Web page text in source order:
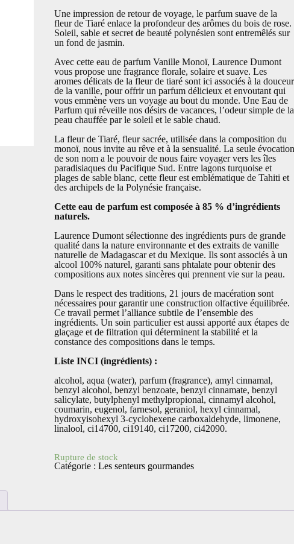
Une impression de retour de voyage, le parfum suave de la
fleur de Tiaré enlace la profondeur des arômes du bois de rose.
Soleil, sable et secret de beauté polynésien sont entremêlés sur
un fond de jasmin.
Avec cette eau de parfum Vanille Monoï, Laurence Dumont
vous propose une fragrance florale, solaire et suave. Les
aromes délicats de la fleur de tiaré sont ici associés à la douceur
de la vanille, pour offrir un parfum délicieux et envoutant qui
vous emmène vers un voyage au bout du monde. Une Eau de
Parfum qui réveille nos désirs de vacances, l’odeur simple de la
peau chauffée par le soleil et le sable chaud.
La fleur de Tiaré, fleur sacrée, utilisée dans la composition du
monoï, nous invite au rêve et à la sensualité. La seule évocation
de son nom a le pouvoir de nous faire voyager vers les îles
paradisiaques du Pacifique Sud. Entre lagons turquoise et
plages de sable blanc, cette fleur est emblématique de Tahiti et
des archipels de la Polynésie française.
Cette eau de parfum est composée à 85 % d’ingrédients
naturels.
Laurence Dumont sélectionne des ingrédients purs de grande
qualité dans la nature environnante et des extraits de vanille
naturelle de Madagascar et du Mexique. Ils sont associés à un
alcool 100% naturel, garanti sans phtalate pour obtenir des
compositions aux notes sincères qui prennent vie sur la peau.
Dans le respect des traditions, 21 jours de macération sont
nécessaires pour garantir une construction olfactive équilibrée.
Ce travail permet l’alliance subtile de l’ensemble des
ingrédients. Un soin particulier est aussi apporté aux étapes de
glaçage et de filtration qui déterminent la stabilité et la
constance des compositions dans le temps.
Liste INCI (ingrédients) :
alcohol, aqua (water), parfum (fragrance), amyl cinnamal,
benzyl alcohol, benzyl benzoate, benzyl cinnamate, benzyl
salicylate, butylphenyl methylpropional, cinnamyl alcohol,
coumarin, eugenol, farnesol, geraniol, hexyl cinnamal,
hydroxyisohexyl 3-cyclohexene carboxaldehyde, limonene,
linalool, ci14700, ci19140, ci17200, ci42090.
Rupture de stock
Catégorie : Les senteurs gourmandes